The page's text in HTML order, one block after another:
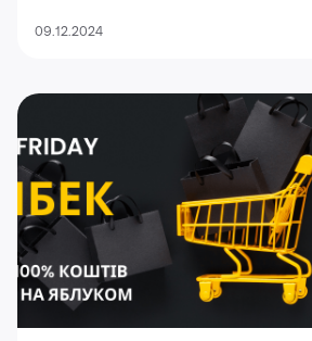
09.12.2024